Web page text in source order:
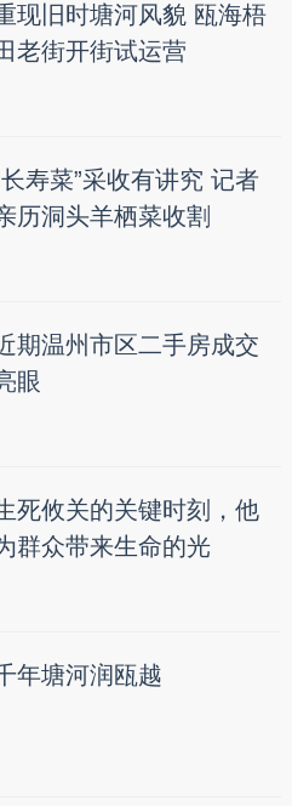
现旧时塘河风貌 瓯海梧
老街开街试运营
长寿菜”采收有讲究 记者
历洞头羊栖菜收割
期温州市区二手房成交
眼
死攸关的关键时刻，他
群众带来生命的光
年塘河润瓯越